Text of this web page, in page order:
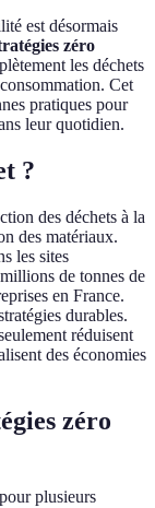
est désormais
zéro
les déchets
Cet
pratiques pour
leur quotidien.
?
des déchets à la
des matériaux.
les sites
de tonnes de
en France.
durables.
réduisent
des économies
zéro
plusieurs